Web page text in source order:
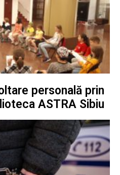
personală prin
ASTRA Sibiu